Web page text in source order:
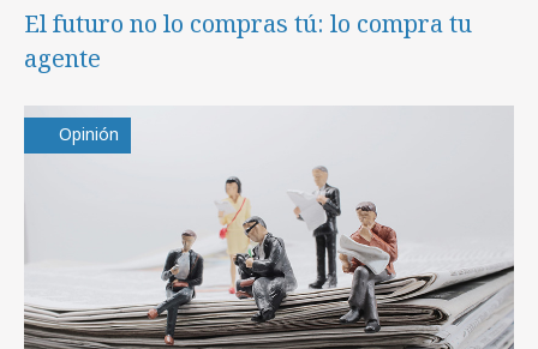
El futuro no lo compras tú: lo compra tu
agente
Opinión